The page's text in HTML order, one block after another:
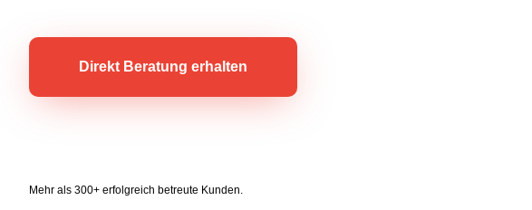
Direkt Beratung erhalten
Mehr als 300+ erfolgreich betreute Kunden.